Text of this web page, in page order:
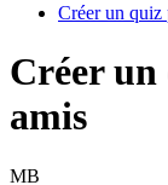
Créer un quiz
Créer
amis
MB